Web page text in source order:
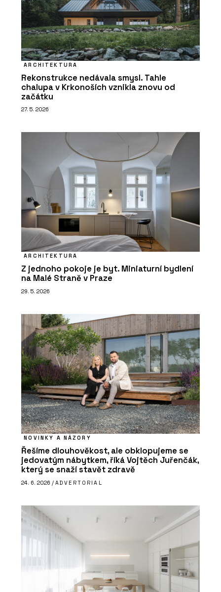
ARCHITEKTURA
Rekonstrukce nedávala smysl. Tahle
chalupa v Krkonoších vznikla znovu od
začátku
27. 5. 2026
ARCHITEKTURA
Z jednoho pokoje je byt. Miniaturní bydlení
na Malé Straně v Praze
29. 5. 2026
NOVINKY A NÁZORY
Řešíme dlouhověkost, ale obklopujeme se
jedovatým nábytkem, říká Vojtěch Juřenčák,
který se snaží stavět zdravě
24. 6. 2026 / ADVERTORIAL